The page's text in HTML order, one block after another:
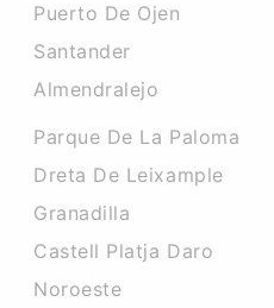
Puerto De Ojen
Santander
Almendralejo
Parque De La Paloma
Dreta De Leixample
Granadilla
Castell Platja Daro
Noroeste